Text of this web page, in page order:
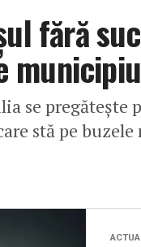
fără
se pregătește
stă pe